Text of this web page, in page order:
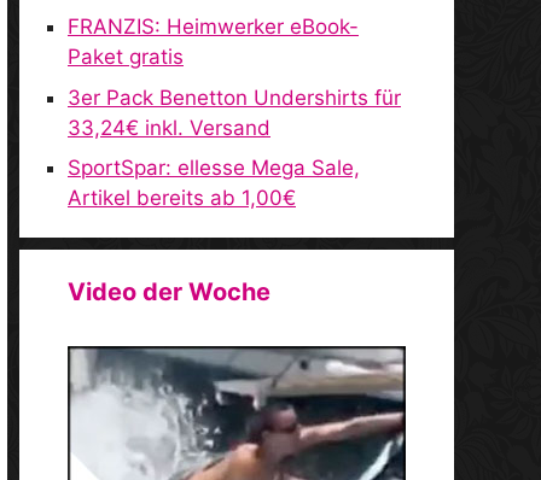
FRANZIS: Heimwerker eBook-
Paket gratis
3er Pack Benetton Undershirts für
33,24€ inkl. Versand
SportSpar: ellesse Mega Sale,
Artikel bereits ab 1,00€
Video der Woche